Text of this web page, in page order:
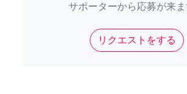
サポーターから応募が来ま
リクエストをする